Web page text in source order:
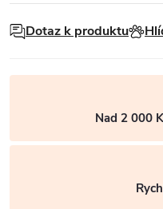
Dotaz k produktu
Nad 2 000